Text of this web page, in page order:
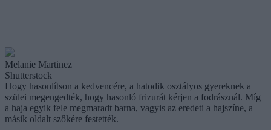
Melanie Martinez
Shutterstock
Hogy hasonlítson a kedvencére, a hatodik osztályos gyereknek a
szülei megengedték, hogy hasonló frizurát kérjen a fodrásznál. Míg
a haja egyik fele megmaradt barna, vagyis az eredeti a hajszíne, a
másik oldalt szőkére festették.